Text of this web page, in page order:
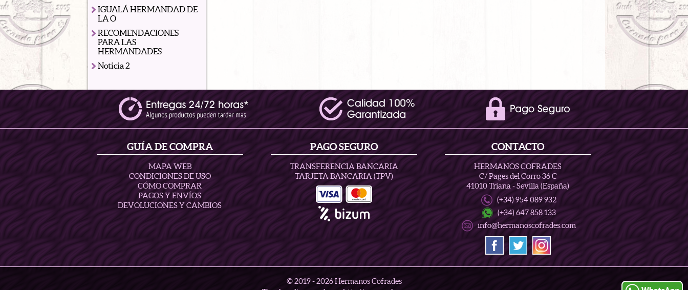
IGUALÁ HERMANDAD DE
LA O
RECOMENDACIONES
PARA LAS
HERMANDADES
Noticia 2
GUÍA DE COMPRA
MAPA WEB
CONDICIONES DE USO
CÓMO COMPRAR
PAGOS Y ENVÍOS
DEVOLUCIONES Y CAMBIOS
PAGO SEGURO
TRANSFERENCIA BANCARIA
TARJETA BANCARIA (TPV)
CONTACTO
HERMANOS COFRADES
C/ Pages del Corro 36 C
41010 Triana - Sevilla (España)
(+34) 954 089 932
(+34) 647 858 133
info@hermanoscofrades.com
© 2019 -2026 Hermanos Cofrades